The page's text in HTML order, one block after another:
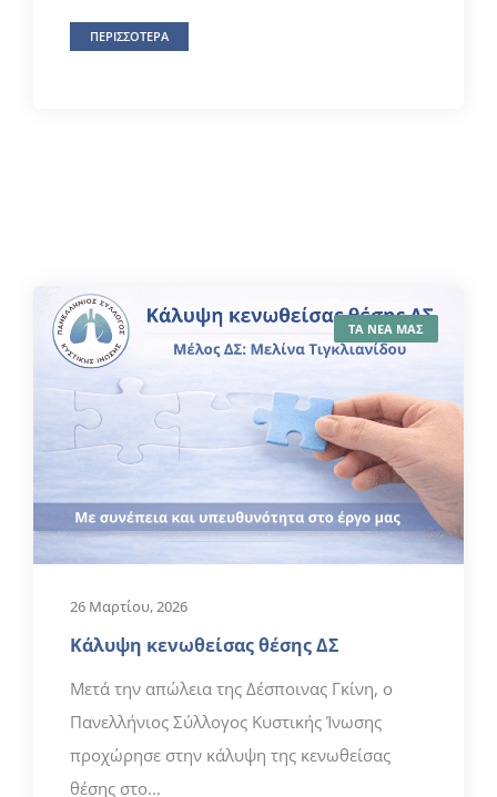
ΠΕΡΙΣΣΟΤΕΡΑ
ΤΑ ΝΕΑ ΜΑΣ
26 Μαρτίου, 2026
Κάλυψη κενωθείσας θέσης ΔΣ
Μετά την απώλεια της Δέσποινας Γκίνη, ο
Πανελλήνιος Σύλλογος Κυστικής Ίνωσης
προχώρησε στην κάλυψη της κενωθείσας
θέσης στο...